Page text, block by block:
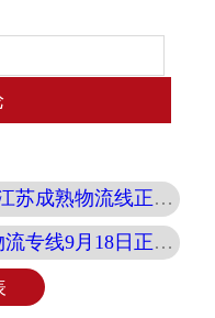
线正式起航，速达无忧！
式运营，高效直达，安全可靠！